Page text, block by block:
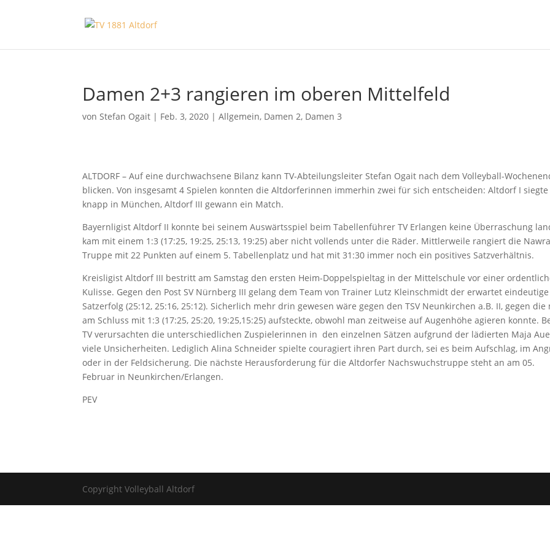
Damen 2+3 rangieren im oberen Mittelfeld
vonStefan Ogait | Feb. 3, 2020 |Allgemein, Damen 2, Damen 3
ALTDORF – Auf eine durchwachsene Bilanz kann TV-Abteilungsleiter Stefan Ogait nach dem Volleyball-
blicken. Von insgesamt 4 Spielen konnten die Altdorferinnen immerhin zwei für sich entscheiden: Altdorf I siegte
knapp in München, Altdorf III gewann ein Match.
Bayernligist Altdorf II konnte bei seinem Auswärtsspiel beim Tabellenführer TV Erlangen keine Überraschung
kam mit einem 1:3 (17:25, 19:25, 25:13, 19:25) aber nicht vollends unter die Räder. Mittlerweile rangiert die
Truppe mit 22 Punkten auf einem 5. Tabellenplatz und hat mit 31:30 immer noch ein positives Satzverhältnis.
Kreisligist Altdorf III bestritt am Samstag den ersten Heim-Doppelspieltag in der Mittelschule vor einer
Kulisse. Gegen den Post SV Nürnberg III gelang dem Team von Trainer Lutz Kleinschmidt der erwartet
Satzerfolg (25:12, 25:16, 25:12). Sicherlich mehr drin gewesen wäre gegen den TSV Neunkirchen a.B. II, gegen die
am Schluss mit 1:3 (17:25, 25:20, 19:25,15:25) aufsteckte, obwohl man zeitweise auf Augenhöhe agieren konnte.
TV verursachten die unterschiedlichen Zuspielerinnen in den einzelnen Sätzen aufgrund der lädierten Maja
viele Unsicherheiten. Lediglich Alina Schneider spielte couragiert ihren Part durch, sei es beim Aufschlag, im
oder in der Feldsicherung. Die nächste Herausforderung für die Altdorfer Nachswuchstruppe steht an am 05.
Februar in Neunkirchen/Erlangen.
PEV
Copyright Volleyball Altdorf